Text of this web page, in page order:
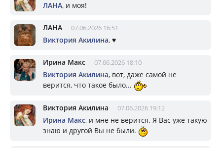
ЛАНА, и моя!
ЛАНА 07.06.2026 16:51
Виктория Акилина, ♥️
Ирина Макс 07.06.2026 18:10
Виктория Акилина, вот, даже самой не
верится, что такое было...
Виктория Акилина 07.06.2026 19:12
Ирина Макс, и мне не верится. Я Вас уже такую
знаю и другой Вы не были.